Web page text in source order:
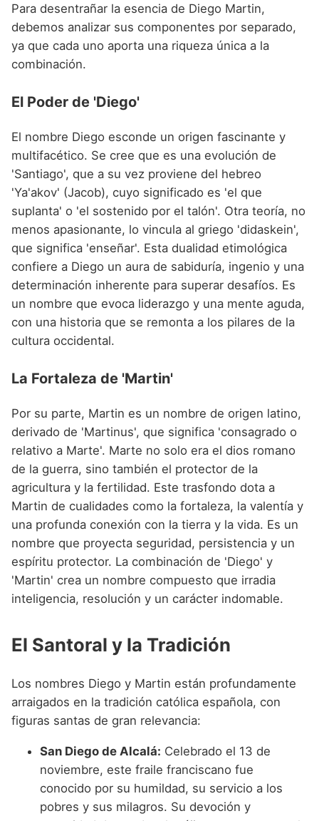
Para desentrañar la esencia de Diego Martin,
debemos analizar sus componentes por separado,
ya que cada uno aporta una riqueza única a la
combinación.
El Poder de 'Diego'
El nombre Diego esconde un origen fascinante y
multifacético. Se cree que es una evolución de
'Santiago', que a su vez proviene del hebreo
'Ya'akov' (Jacob), cuyo significado es 'el que
suplanta' o 'el sostenido por el talón'. Otra teoría, no
menos apasionante, lo vincula al griego 'didaskein',
que significa 'enseñar'. Esta dualidad etimológica
confiere a Diego un aura de sabiduría, ingenio y una
determinación inherente para superar desafíos. Es
un nombre que evoca liderazgo y una mente aguda,
con una historia que se remonta a los pilares de la
cultura occidental.
La Fortaleza de 'Martin'
Por su parte, Martin es un nombre de origen latino,
derivado de 'Martinus', que significa 'consagrado o
relativo a Marte'. Marte no solo era el dios romano
de la guerra, sino también el protector de la
agricultura y la fertilidad. Este trasfondo dota a
Martin de cualidades como la fortaleza, la valentía y
una profunda conexión con la tierra y la vida. Es un
nombre que proyecta seguridad, persistencia y un
espíritu protector. La combinación de 'Diego' y
'Martin' crea un nombre compuesto que irradia
inteligencia, resolución y un carácter indomable.
El Santoral y la Tradición
Los nombres Diego y Martin están profundamente
arraigados en la tradición católica española, con
figuras santas de gran relevancia:
San Diego de Alcalá: Celebrado el 13 de
noviembre, este fraile franciscano fue
conocido por su humildad, su servicio a los
pobres y sus milagros. Su devoción y